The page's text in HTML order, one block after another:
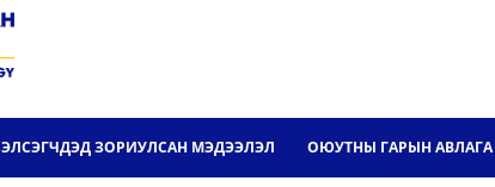
ЭЛСЭГЧДЭД ЗОРИУЛСАН МЭДЭЭЛЭЛ ОЮУТНЫ ГАРЫН АВЛАГА